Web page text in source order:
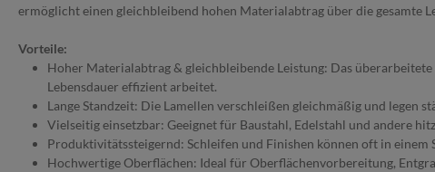
ermöglicht einen gleichbleibend hohen Materialabtrag über die gesamte
Vorteile:
Hoher Materialabtrag & gleichbleibende Leistung: Das
Lebensdauer effizient arbeitet.
Lange Standzeit: Die Lamellen verschleißen gleichmäßig und legen
Vielseitig einsetzbar: Geeignet für Baustahl, Edelstahl und andere
Produktivitätssteigernd: Schleifen und Finishen können oft in
Hochwertige Oberflächen: Ideal für Oberflächenvorbereitung,